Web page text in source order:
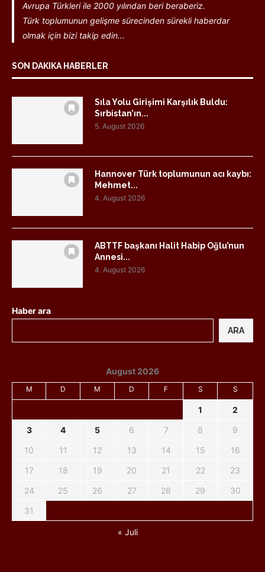
Avrupa Türkleri ile 2000 yılından beri beraberiz.
Türk toplumunun gelişme sürecinden sürekli haberdar
olmak için bizi takip edin...
SON DAKIKA HABERLER
Sıla Yolu Girişimi Karşılık Buldu:
Sırbistan’ın...
5. August 2026
Hannover Türk toplumunun acı kaybı:
Mehmet...
4. August 2026
ABTTF başkanı Halit Habip Oğlu’nun
Annesi...
4. August 2026
Haber ara
ARA
August 2026
M D M D F S S
1
2
3
4 5 6 7 8
9
10
11 12 13 14 15
16
17
18 19 20 21 22
23
24
25 26 27 28 29
30
31
« Juli